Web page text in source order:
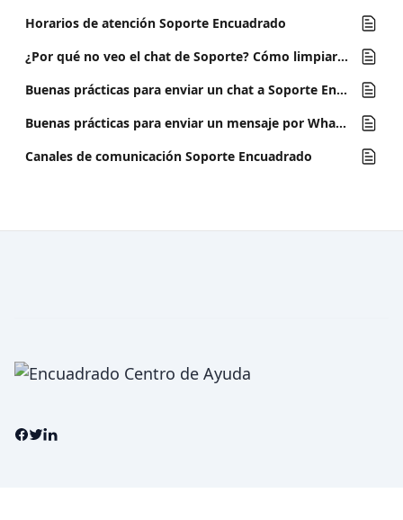
Horarios de atención Soporte Encuadrado
¿Por qué no veo el chat de Soporte? Cómo limpiar caché y cookies
Buenas prácticas para enviar un chat a Soporte Encuadrado
Buenas prácticas para enviar un mensaje por Whatsapp a Soporte Encuadrado
Canales de comunicación Soporte Encuadrado